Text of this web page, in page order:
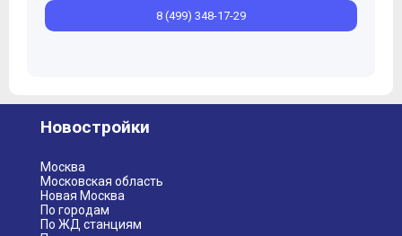
8 (499) 348-17-29
Новостройки
Москва
Московская область
Новая Москва
По городам
По ЖД станциям